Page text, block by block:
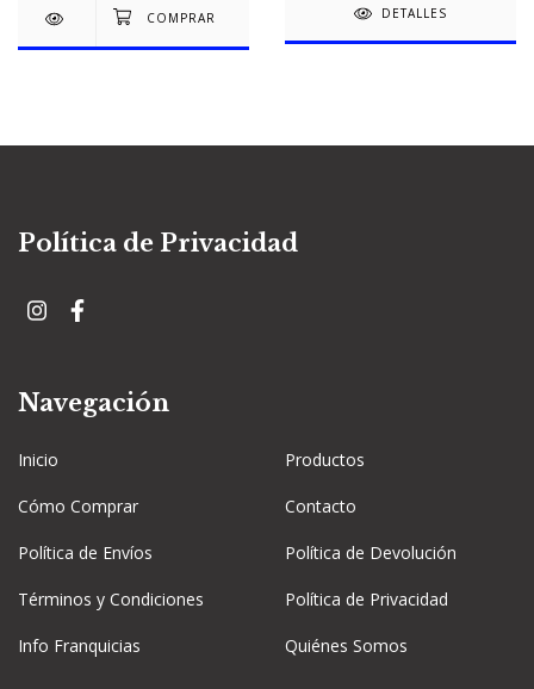
DETALLES
Política de Privacidad
Navegación
Inicio Productos
Cómo Comprar Contacto
Política de Envíos Política de Devolución
Términos y Condiciones Política de Privacidad
Info Franquicias Quiénes Somos